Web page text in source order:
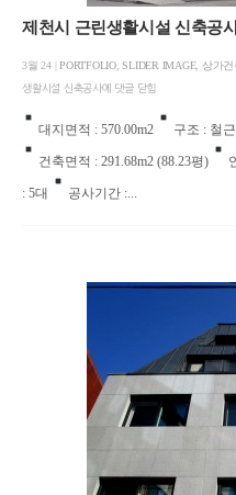
제천시 근린생활시설 신축공
3월 24 | PORTFOLIO,SLIDER IMAGE, 상가건
생활시설 신축공사에 댓글 닫힘
대지면적 : 570.00m2 구조 : 철
건축면적 : 291.68m2 (88.23평)
: 5대 공사기간 :...